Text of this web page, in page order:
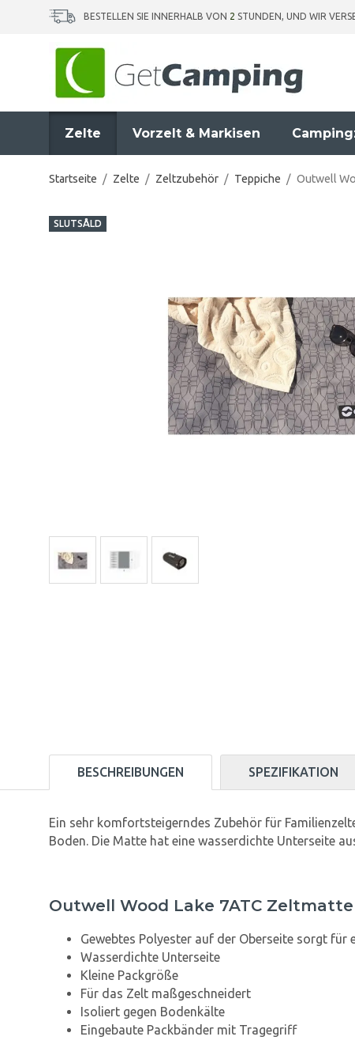
BESTELLEN SIE INNERHALB VON 2 STUNDEN, UND WIR
Zelte Vorzelt & Markisen
Startseite / Zelte / Zeltzubehör / Teppiche / Outwell
SLUTSÅLD
BESCHREIBUNGEN SPEZIFIKATION
Ein sehr komfortsteigerndes Zubehör für
Boden. Die Matte hat eine wasserdichte Unterseite
Outwell Wood Lake 7ATC Zeltmatte
Gewebtes Polyester auf der Oberseite sorgt für
Wasserdichte Unterseite
Kleine Packgröße
Für das Zelt maßgeschneidert
Isoliert gegen Bodenkälte
Eingebaute Packbänder mit Tragegriff